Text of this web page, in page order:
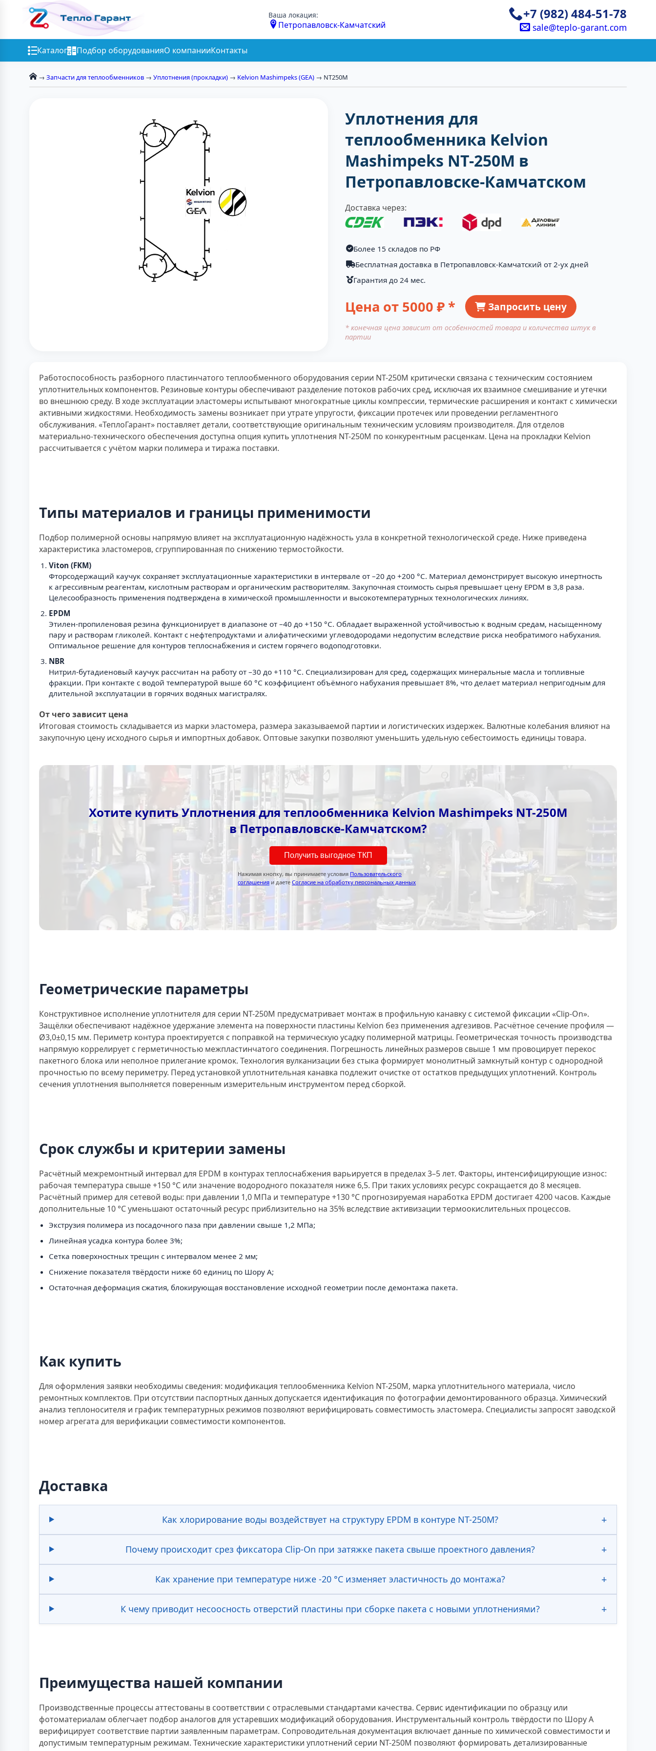
Ваша локация:
Петропавловск-Камчатский
+7 (982) 484-51-78
sale@teplo-garant.com
Каталог Подбор оборудованияО компанииКонтакты
→ Запчасти для теплообменников → Уплотнения (прокладки) → Kelvion Mashimpeks (GEA) → NT250M
Уплотнения для
теплообменника Kelvion
Mashimpeks NT-250M в
Петропавловске-Камчатском
Доставка через:
Более 15 складов по РФ
Бесплатная доставка в Петропавловск-Камчатский от 2-ух дней
Гарантия до 24 мес.
Цена от 5000 ₽ * Запросить цену
* конечная цена зависит от особенностей товара и количества штук в
партии
Работоспособность разборного пластинчатого теплообменного оборудования серии NT-250M критически связана с техническим состоянием
уплотнительных компонентов. Резиновые контуры обеспечивают разделение потоков рабочих сред, исключая их взаимное смешивание и утечки
во внешнюю среду. В ходе эксплуатации эластомеры испытывают многократные циклы компрессии, термические расширения и контакт с химически
активными жидкостями. Необходимость замены возникает при утрате упругости, фиксации протечек или проведении регламентного
обслуживания. «ТеплоГарант» поставляет детали, соответствующие оригинальным техническим условиям производителя. Для отделов
материально-технического обеспечения доступна опция купить уплотнения NT-250M по конкурентным расценкам. Цена на прокладки Kelvion
рассчитывается с учётом марки полимера и тиража поставки.
Типы материалов и границы применимости
Подбор полимерной основы напрямую влияет на эксплуатационную надёжность узла в конкретной технологической среде. Ниже приведена
характеристика эластомеров, сгруппированная по снижению термостойкости.
Viton (FKM)
Фторсодержащий каучук сохраняет эксплуатационные характеристики в интервале от –20 до +200 °С. Материал демонстрирует высокую инертность
к агрессивным реагентам, кислотным растворам и органическим растворителям. Закупочная стоимость сырья превышает цену EPDM в 3,8 раза.
Целесообразность применения подтверждена в химической промышленности и высокотемпературных технологических линиях.
EPDM
Этилен-пропиленовая резина функционирует в диапазоне от –40 до +150 °С. Обладает выраженной устойчивостью к водным средам, насыщенному
пару и растворам гликолей. Контакт с нефтепродуктами и алифатическими углеводородами недопустим вследствие риска необратимого набухания.
Оптимальное решение для контуров теплоснабжения и систем горячего водоподготовки.
NBR
Нитрил-бутадиеновый каучук рассчитан на работу от –30 до +110 °С. Специализирован для сред, содержащих минеральные масла и топливные
фракции. При контакте с водой температурой выше 60 °С коэффициент объёмного набухания превышает 8%, что делает материал непригодным для
длительной эксплуатации в горячих водяных магистралях.
От чего зависит цена
Итоговая стоимость складывается из марки эластомера, размера заказываемой партии и логистических издержек. Валютные колебания влияют на
закупочную цену исходного сырья и импортных добавок. Оптовые закупки позволяют уменьшить удельную себестоимость единицы товара.
Хотите купить Уплотнения для теплообменника Kelvion Mashimpeks NT-250M
в Петропавловске-Камчатском?
Получить выгодное ТКП
Нажимая кнопку, вы принимаете условия Пользовательского
соглашения и даете Согласие на обработку персональных данных
Геометрические параметры
Конструктивное исполнение уплотнителя для серии NT-250M предусматривает монтаж в профильную канавку с системой фиксации «Clip-On».
Защёлки обеспечивают надёжное удержание элемента на поверхности пластины Kelvion без применения адгезивов. Расчётное сечение профиля —
Ø3,0±0,15 мм. Периметр контура проектируется с поправкой на термическую усадку полимерной матрицы. Геометрическая точность производства
напрямую коррелирует с герметичностью межпластинчатого соединения. Погрешность линейных размеров свыше 1 мм провоцирует перекос
пакетного блока или неполное прилегание кромок. Технология вулканизации без стыка формирует монолитный замкнутый контур с однородной
прочностью по всему периметру. Перед установкой уплотнительная канавка подлежит очистке от остатков предыдущих уплотнений. Контроль
сечения уплотнения выполняется поверенным измерительным инструментом перед сборкой.
Срок службы и критерии замены
Расчётный межремонтный интервал для EPDM в контурах теплоснабжения варьируется в пределах 3–5 лет. Факторы, интенсифицирующие износ:
рабочая температура свыше +150 °С или значение водородного показателя ниже 6,5. При таких условиях ресурс сокращается до 8 месяцев.
Расчётный пример для сетевой воды: при давлении 1,0 МПа и температуре +130 °С прогнозируемая наработка EPDM достигает 4200 часов. Каждые
дополнительные 10 °С уменьшают остаточный ресурс приблизительно на 35% вследствие активизации термоокислительных процессов.
Экструзия полимера из посадочного паза при давлении свыше 1,2 МПа;
Линейная усадка контура более 3%;
Сетка поверхностных трещин с интервалом менее 2 мм;
Снижение показателя твёрдости ниже 60 единиц по Шору А;
Остаточная деформация сжатия, блокирующая восстановление исходной геометрии после демонтажа пакета.
Как купить
Для оформления заявки необходимы сведения: модификация теплообменника Kelvion NT-250M, марка уплотнительного материала, число
ремонтных комплектов. При отсутствии паспортных данных допускается идентификация по фотографии демонтированного образца. Химический
анализ теплоносителя и график температурных режимов позволяют верифицировать совместимость эластомера. Специалисты запросят заводской
номер агрегата для верификации совместимости компонентов.
Доставка
Как хлорирование воды воздействует на структуру EPDM в контуре NT-250M?
Почему происходит срез фиксатора Clip-On при затяжке пакета свыше проектного давления?
Как хранение при температуре ниже -20 °С изменяет эластичность до монтажа?
К чему приводит несоосность отверстий пластины при сборке пакета с новыми уплотнениями?
Преимущества нашей компании
Производственные процессы аттестованы в соответствии с отраслевыми стандартами качества. Сервис идентификации по образцу или
фотоматериалам облегчает подбор аналогов для устаревших модификаций оборудования. Инструментальный контроль твёрдости по Шору А
верифицирует соответствие партии заявленным параметрам. Сопроводительная документация включает данные по химической совместимости и
допустимым температурным режимам. Технические характеристики уплотнений серии NT-250M позволяют формировать детализированные